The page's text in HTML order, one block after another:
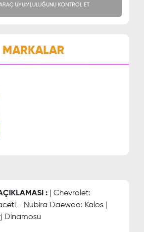
UYUMLULUĞUNU KONTROL ET
MARKALAR
: | Chevrolet:
- Nubira Daewoo: Kalos |
Dinamosu